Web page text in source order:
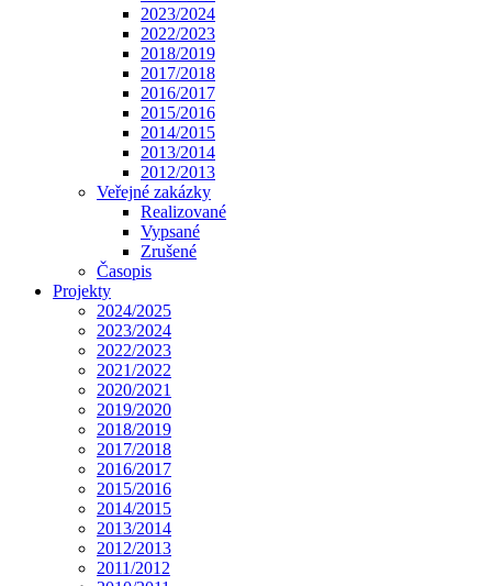
2023/2024
2022/2023
2018/2019
2017/2018
2016/2017
2015/2016
2014/2015
2013/2014
2012/2013
Veřejné zakázky
Realizované
Vypsané
Zrušené
Časopis
Projekty
2024/2025
2023/2024
2022/2023
2021/2022
2020/2021
2019/2020
2018/2019
2017/2018
2016/2017
2015/2016
2014/2015
2013/2014
2012/2013
2011/2012